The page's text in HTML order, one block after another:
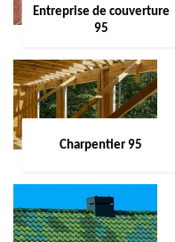
Entreprise de couverture
95
Charpentier 95